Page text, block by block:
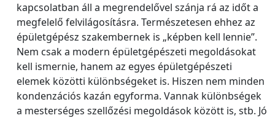
kapcsolatban áll a megrendelővel szánja rá az időt a
megfelelő felvilágosításra. Természetesen ehhez az
épületgépész szakembernek is „képben kell lennie”.
Nem csak a modern épületgépészeti megoldásokat
kell ismernie, hanem az egyes épületgépészeti
elemek közötti különbségeket is. Hiszen nem minden
kondenzációs kazán egyforma. Vannak különbségek
a mesterséges szellőzési megoldások között is, stb. Jó